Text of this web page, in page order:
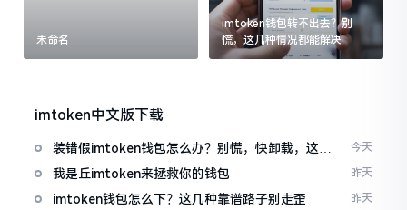
未命名
imtoken钱包转不出去？别
慌，这几种情况都能解决
imtoken中文版下载
装错假imtoken钱包怎么办？别慌，快卸载，这几
招能救急
今天
我是丘imtoken来拯救你的钱包 昨天
imtoken钱包怎么下？这几种靠谱路子别走歪 昨天